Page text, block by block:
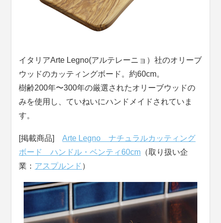
イタリアArte Legno(アルテレーニョ）社のオリーブ
ウッドのカッティングボード。約60cm。
樹齢200年〜300年の厳選されたオリーブウッドの
みを使用し、ていねいにハンドメイドされていま
す。
[掲載商品]Arte Legno ナチュラルカッティング
ボード ハンドル・ベンティ60cm （取り扱い企
業： アスプルンド ）